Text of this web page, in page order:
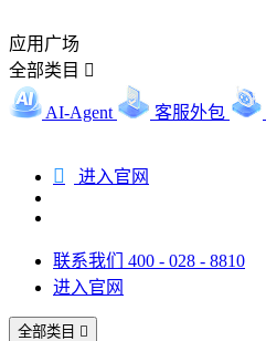
应用广场
全部类目 
AI-Agent 客服外包
 进入官网
联系我们 400 - 028 - 8810
进入官网
全部类目 